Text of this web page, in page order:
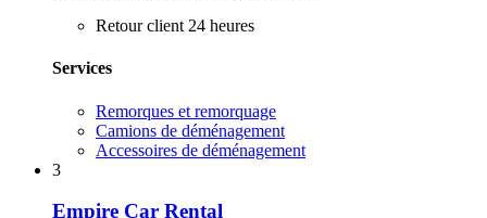
Retour client 24 heures
Services
Remorques et remorquage
Camions de déménagement
Accessoires de déménagement
3
Empire Car Rental